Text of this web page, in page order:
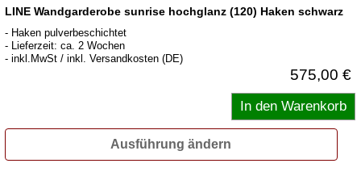
LINE Wandgarderobe sunrise hochglanz (120) Haken schwarz
- Haken pulverbeschichtet
- Lieferzeit: ca. 2 Wochen
- inkl.MwSt / inkl. Versandkosten (DE)
575,00 €
Ausführung ändern